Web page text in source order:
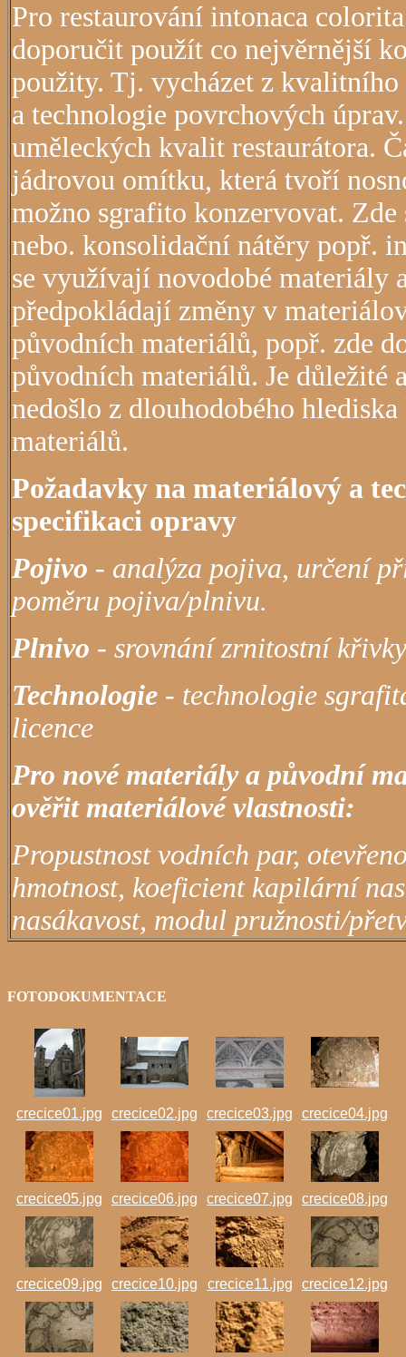
Pro restaurování intonaca
doporučit použít co nejvěrnější
použity. Tj. vycházet z
a technologie povrchových
uměleckých kvalit restaurátora.
jádrovou omítku, která tvoří
možno sgrafito konzervovat.
nebo. konsolidační nátěry popř.
se využívají novodobé materiály
předpokládají změny v
původních materiálů, popř. zde
původních materiálů. Je důležité
nedošlo z dlouhodobého
materiálů.
Požadavky na materiálový a
specifikaci opravy
Pojivo - analýza pojiva, určení
poměru pojiva/plnivu.
Plnivo - srovnání zrnitostní
Technologie - technologie
licence
Pro nové materiály a původní
ověřit materiálové vlastnosti:
Propustnost vodních par,
hmotnost, koeficient kapilární
nasákavost, modul pružnosti/
FOTODOKUMENTACE
crecice01.jpg crecice02.jpg crecice03.jpg crecice04.jpg
crecice05.jpg crecice06.jpg crecice07.jpg crecice08.jpg
crecice09.jpg crecice10.jpg crecice11.jpg crecice12.jpg